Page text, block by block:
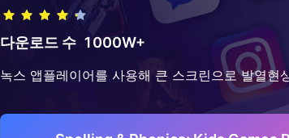
다운로드 수 1000W+
녹스 앱플레이어를 사용해 큰 스크린으로 발열현